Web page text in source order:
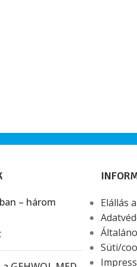
– három
Elállás
Süti/